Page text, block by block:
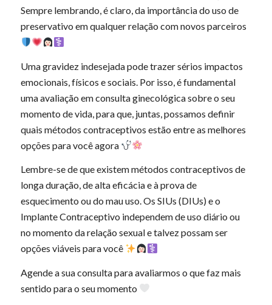
Sempre lembrando, é claro, da importância do uso de
preservativo em qualquer relação com novos parceiros
Uma gravidez indesejada pode trazer sérios impactos
emocionais, físicos e sociais. Por isso, é fundamental
uma avaliação em consulta ginecológica sobre o seu
momento de vida, para que, juntas, possamos definir
quais métodos contraceptivos estão entre as melhores
opções para você agora
Lembre-se de que existem métodos contraceptivos de
longa duração, de alta eficácia e à prova de
esquecimento ou do mau uso. Os SIUs (DIUs) e o
Implante Contraceptivo independem de uso diário ou
no momento da relação sexual e talvez possam ser
opções viáveis para você
Agende a sua consulta para avaliarmos o que faz mais
sentido para o seu momento